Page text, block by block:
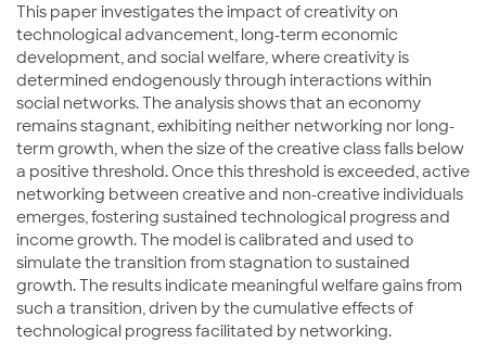
This paper investigates the impact of creativity on
technological advancement, long-term economic
development, and social welfare, where creativity is
determined endogenously through interactions within
social networks. The analysis shows that an economy
remains stagnant, exhibiting neither networking nor long-
term growth, when the size of the creative class falls below
a positive threshold. Once this threshold is exceeded, active
networking between creative and non-creative individuals
emerges, fostering sustained technological progress and
income growth. The model is calibrated and used to
simulate the transition from stagnation to sustained
growth. The results indicate meaningful welfare gains from
such a transition, driven by the cumulative effects of
technological progress facilitated by networking.